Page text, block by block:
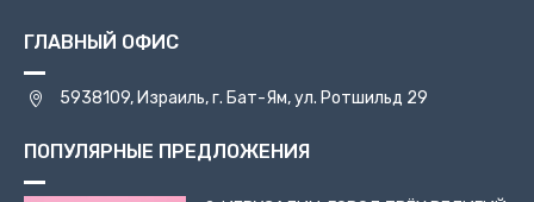
ГЛАВНЫЙ ОФИС
5938109, Израиль, г. Бат-Ям, ул. Ротшильд 29
ПОПУЛЯРНЫЕ ПРЕДЛОЖЕНИЯ